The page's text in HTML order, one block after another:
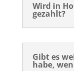
Wird in
gezahlt?
Gibt es
habe,